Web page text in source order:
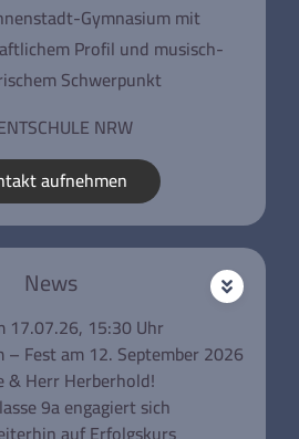
Gymnasium mit
Profil und musisch-
Schwerpunkt
NRW
aufnehmen
News
15:30 Uhr
Fest am 12. September 2026
& Herr Herberhold!
9a engagiert sich